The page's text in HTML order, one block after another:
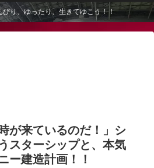
り、ゆったり、生きてゆこう！！
が来ているのだ！」シ
スターシップと、本気
ー建造計画！！